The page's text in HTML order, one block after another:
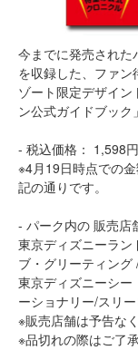
今までに発売され
を収録した、ファン
ゾート限定デザイ
ン公式ガイドブック
- 税込価格： 1,598
※4月19日時点での
記の通りです。
- パーク内の 販売店
東京ディズニーラン
ブ・グリーティン
東京ディズニーシー
ーショナリー/スリ
※販売店舗は予告な
※品切れの際はご了